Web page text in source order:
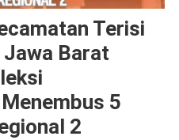
Terisi
Barat
5
2